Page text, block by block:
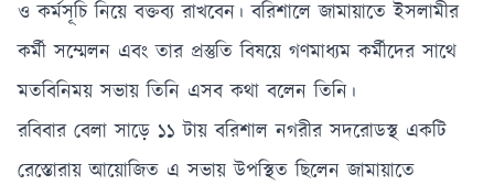
ও কর্মসূচি নিয়ে বক্তব্য রাখবেন। বরিশালে জামায়াতে ইসলামীর
কর্মী সম্মেলন এবং তার প্রস্তুতি বিষয়ে গণমাধ্যম কর্মীদের সাথে
মতবিনিময় সভায় তিনি এসব কথা বলেন তিনি।
রবিবার বেলা সাড়ে ১১ টায় বরিশাল নগরীর সদরোডস্থ একটি
রেস্তোরায় আয়োজিত এ সভায় উপস্থিত ছিলেন জামায়াতে